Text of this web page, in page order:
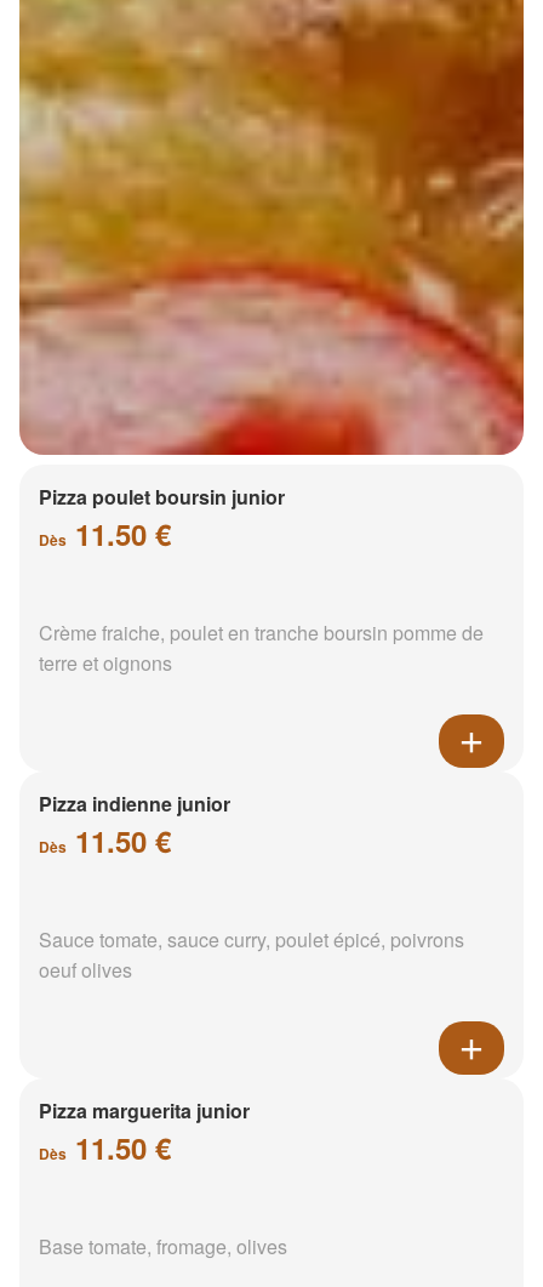
Pizza poulet boursin junior
Dès 11.50 €
Crème fraiche, poulet en tranche boursin pomme de
terre et oignons
Pizza indienne junior
Dès 11.50 €
Sauce tomate, sauce curry, poulet épicé, poivrons
oeuf olives
Pizza marguerita junior
Dès 11.50 €
Base tomate, fromage, olives